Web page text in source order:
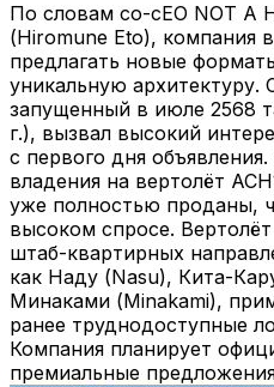
По словам со-сЕО NOT A
(Hiromune Eto), компания
предлагать новые
уникальную архитектуру.
запущенный в июле 2568
г.), вызвал высокий
с первого дня
владения на вертолёт
уже полностью проданы,
высоком спросе.
штаб-квартирных
как Наду (Nasu), Кита-
Минаками (Minakami),
ранее труднодоступные
Компания планирует
премиальные